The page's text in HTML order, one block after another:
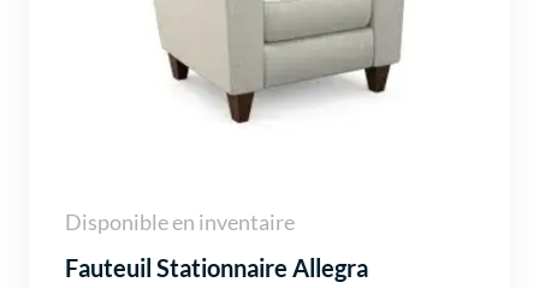
Disponible en inventaire
Fauteuil Stationnaire Allegra